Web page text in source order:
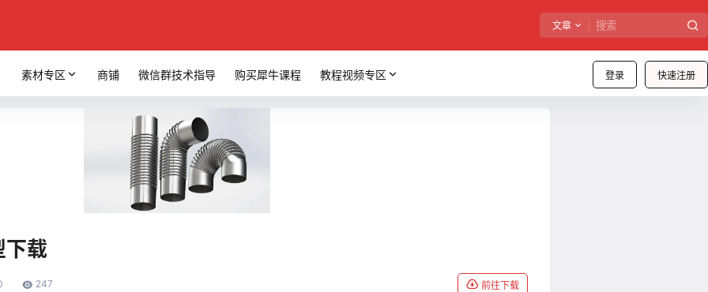
文章
登录 快速注册
素材专区 商铺 微信群技术指导 购买犀牛课程 教程视频专区
下载
247 前往下载